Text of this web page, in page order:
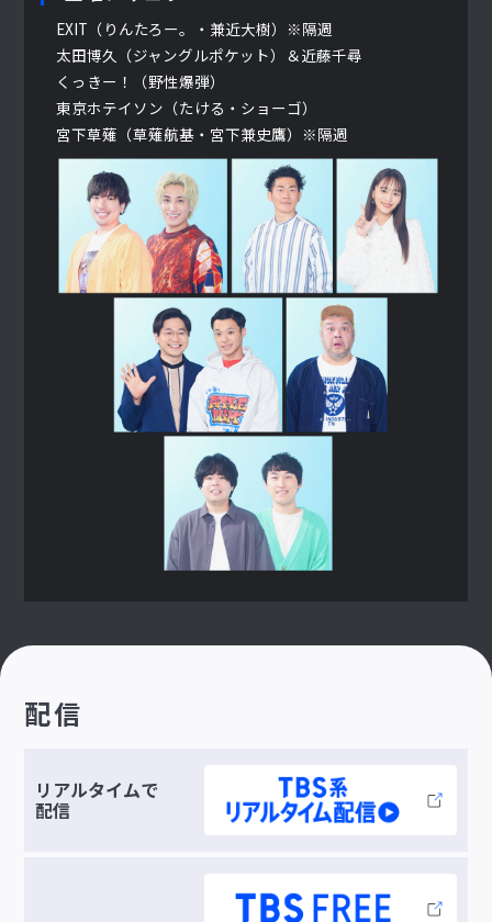
EXIT（りんたろー。・兼近大樹）※隔週
太田博久（ジャングルポケット）＆近藤千尋
くっきー！（野性爆弾）
東京ホテイソン（たける・ショーゴ）
宮下草薙（草薙航基・宮下兼史鷹）※隔週
配信
リアルタイムで
配信